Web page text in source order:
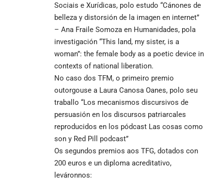
Sociais e Xurídicas, polo estudo “Cánones de
belleza y distorsión de la imagen en internet”
– Ana Fraile Somoza en Humanidades, pola
investigación “This land, my sister, is a
woman”: the female body as a poetic device in
contexts of national liberation.
No caso dos TFM, o primeiro premio
outorgouse a Laura Canosa Oanes, polo seu
traballo “Los mecanismos discursivos de
persuasión en los discursos patriarcales
reproducidos en los pódcast Las cosas como
son y Red Pill podcast”
Os segundos premios aos TFG, dotados con
200 euros e un diploma acreditativo,
leváronnos: